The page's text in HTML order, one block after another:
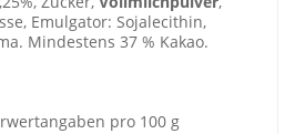
Emulgator: Sojalecithin,
Mindestens 37 % Kakao.
pro 100 g